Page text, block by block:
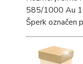
585/1000 Au
Šperk označen